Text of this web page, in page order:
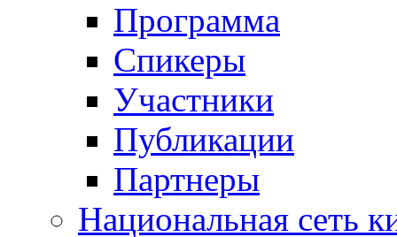
Программа
Спикеры
Участники
Публикации
Партнеры
Национальная сеть